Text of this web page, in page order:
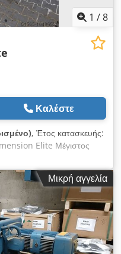
1 /8
Καλέστε
, Έτος κατασκευής:
Elite Μέγιστος
Cedpet Dq Rlefx Aphjrf
136
Μικρή αγγελία